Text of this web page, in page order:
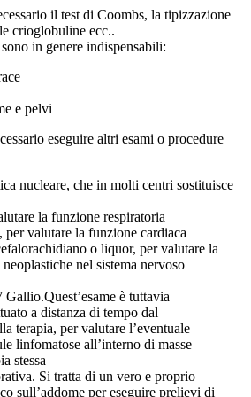
il test di Coombs, la tipizzazione
crioglobuline ecc..
in genere indispensabili:
e pelvi
eseguire altri esami o procedure
nucleare, che in molti centri sostituisce
la funzione respiratoria
per valutare la funzione cardiaca
o liquor, per valutare la
nel sistema nervoso
è tuttavia
a distanza di tempo dal
terapia, per valutare l’eventuale
linfomatose all’interno di masse
stessa
Si tratta di un vero e proprio
sull’addome per eseguire prelievi di